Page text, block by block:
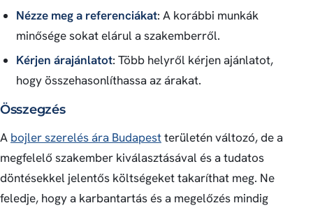
Nézze meg a referenciákat: A korábbi munkák
minősége sokat elárul a szakemberről.
Kérjen árajánlatot: Több helyről kérjen ajánlatot,
hogy összehasonlíthassa az árakat.
Összegzés
A bojler szerelés ára Budapestterületén változó, de a
megfelelő szakember kiválasztásával és a tudatos
döntésekkel jelentős költségeket takaríthat meg. Ne
feledje, hogy a karbantartás és a megelőzés mindig